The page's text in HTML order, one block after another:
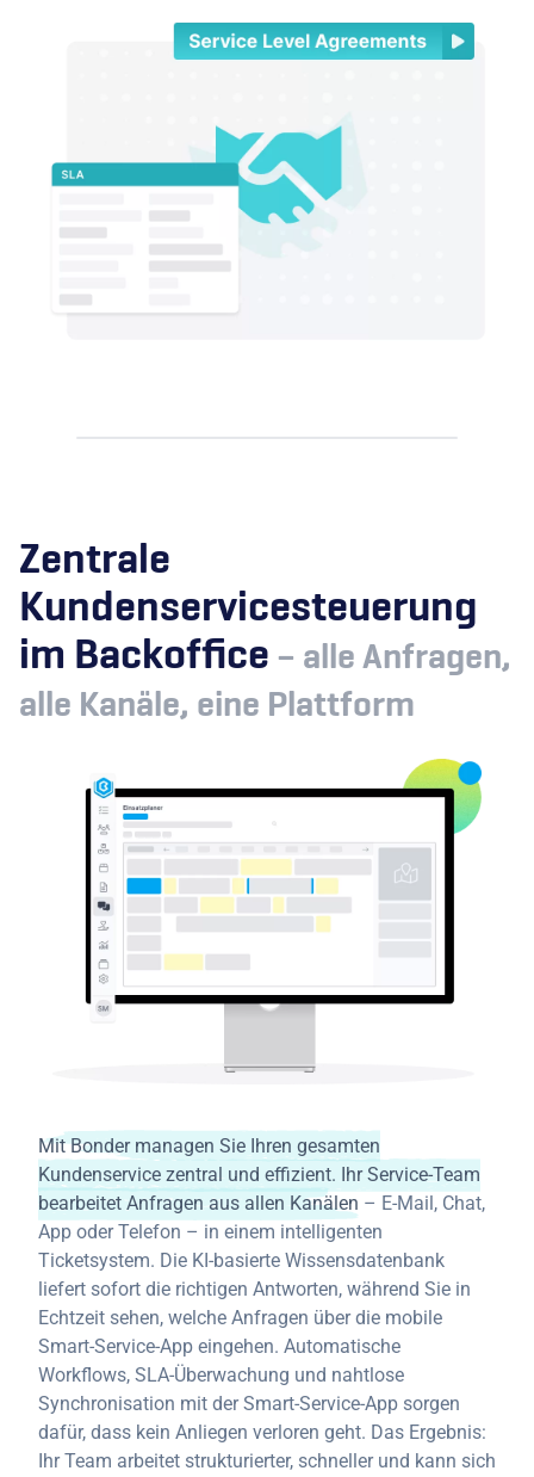
Zentrale
Kundenservicesteuerung
im Backoffice – alle Anfragen,
alle Kanäle, eine Plattform
Mit Bonder managen Sie Ihren gesamten
Kundenservice zentral und effizient. Ihr Service-Team
bearbeitet Anfragen aus allen Kanälen – E-Mail, Chat,
App oder Telefon – in einem intelligenten
Ticketsystem. Die KI-basierte Wissensdatenbank
liefert sofort die richtigen Antworten, während Sie in
Echtzeit sehen, welche Anfragen über die mobile
Smart-Service-App eingehen. Automatische
Workflows, SLA-Überwachung und nahtlose
Synchronisation mit der Smart-Service-App sorgen
dafür, dass kein Anliegen verloren geht. Das Ergebnis:
Ihr Team arbeitet strukturierter, schneller und kann sich